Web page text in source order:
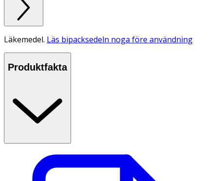
Läkemedel. Läs bipacksedeln noga före användning
Produktfakta